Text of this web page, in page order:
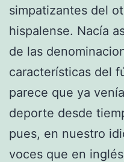
simpatizantes del
hispalense. Nacía
de las
características del
parece que ya
deporte desde
pues, en nuestro
voces que en